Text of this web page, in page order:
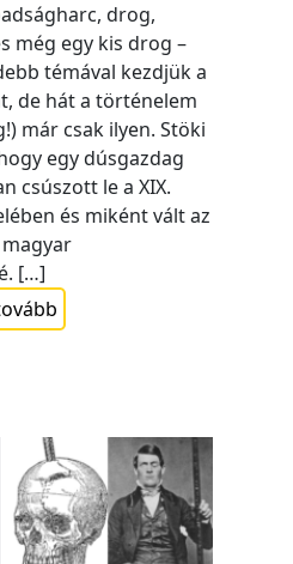
drog,
még egy kis drog –
témával kezdjük a
de hát a történelem
már csak ilyen. Stöki
egy dúsgazdag
csúszott le a XIX.
és miként vált az
[…]